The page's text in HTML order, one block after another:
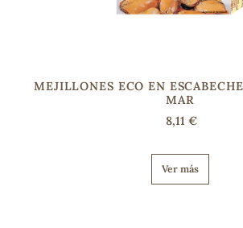
MEJILLONES ECO EN
MAR
8,11 €
Ver más